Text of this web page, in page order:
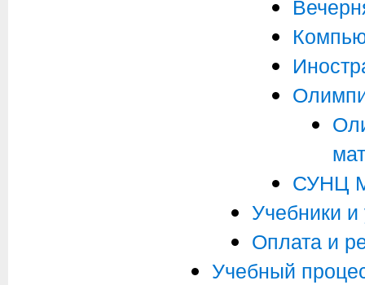
СУНЦ
Учебники
Оплата и
Учебный